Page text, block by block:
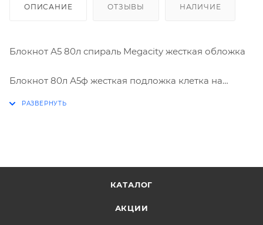
ОПИСАНИЕ ОТЗЫВЫ НАЛИЧИЕ
Блокнот А5 80л спираль Megacity жесткая обложка
Блокнот 80л А5ф жесткая подложка клетка на
КАТАЛОГ
АКЦИИ